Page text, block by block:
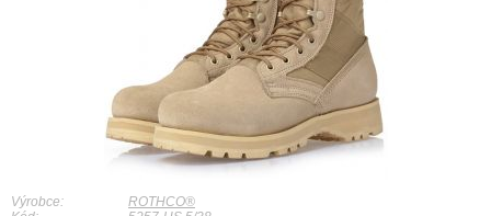
Výrobce:
ROTHCO®